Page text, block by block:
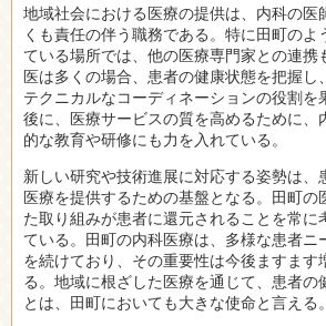
地域社会における医療の提供は、内科の医
くも責任の伴う職務である。特に田町のよ
ている場所では、他の医療専門家との連携
医は多くの場合、患者の健康状態を把握し
テクニカルなコーディネーションの役割を
後に、医療サービスの質を高めるために、
的な教育や研修にも力を入れている。
新しい研究や技術進展に対応する姿勢は、
医療を提供するための基盤となる。田町の
た取り組みが患者に還元されることを常に
ている。田町の内科医療は、多様な患者ニ
を続けており、その重要性は今後ますます
る。地域に根ざした医療を通じて、患者の
とは、田町においても大きな使命と言える。